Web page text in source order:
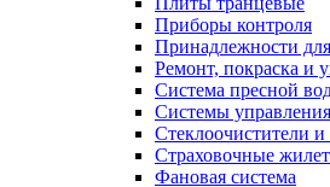
Приборы контроля
Принадлежности
Ремонт, покраска и
Система пресной
Системы
Стеклоочистители и
Страховочные
Фановая система